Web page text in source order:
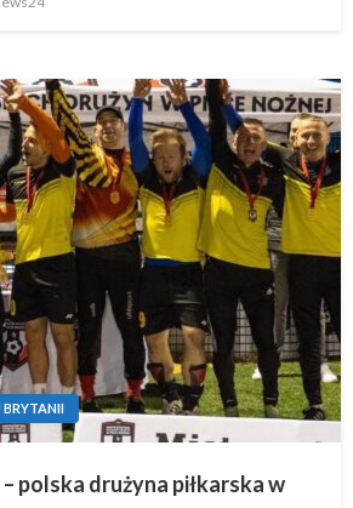
polska drużyna piłkarska w